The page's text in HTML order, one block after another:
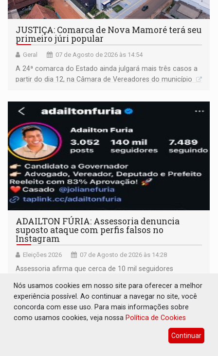
JUSTIÇA: Comarca de Nova Mamoré terá seu
primeiro júri popular
Geral 07 de Agosto de 2026 às 14:54
A 24ª comarca do Estado ainda julgará mais três casos a
partir do dia 12, na Câmara de Vereadores do município
ADAILTON FÚRIA: Assessoria denuncia
suposto ataque com perfis falsos no
Instagram
Eleições 2026 07 de Agosto de 2026 às 14:28
Assessoria afirma que cerca de 10 mil seguidores
informou que acionou a Meta para apurar o caso e
remover as contas
Nós usamos cookies em nosso site para oferecer a melhor
experiência possível. Ao continuar a navegar no site, você
concorda com esse uso. Para mais informações sobre
como usamos cookies, veja nossa Política de Cookies
Continuar